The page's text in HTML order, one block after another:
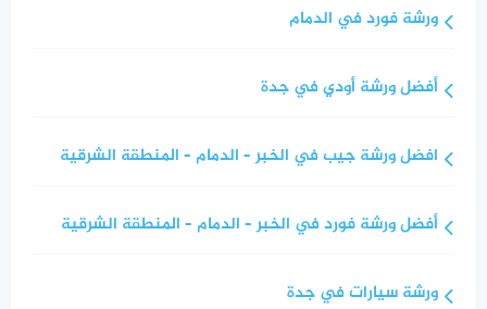
ورشة فورد في الدمام
أفضل ورشة أودي في جدة
افضل ورشة جيب في الخبر – الدمام – المنطقة الشرقية
أفضل ورشة فورد في الخبر – الدمام – المنطقة الشرقية
ورشة سيارات في جدة